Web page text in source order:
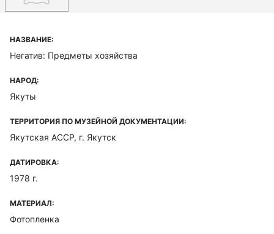
НАЗВАНИЕ:
Негатив: Предметы хозяйства
НАРОД:
Якуты
ТЕРРИТОРИЯ ПО МУЗЕЙНОЙ ДОКУМЕНТАЦИИ:
Якутская ACCP, г. Якутск
ДАТИРОВКА:
1978 г.
МАТЕРИАЛ:
Фотопленка